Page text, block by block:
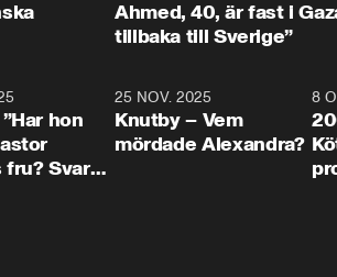
Ahmed, 40, är fast i
tillbaka till Sverige”
hon
fru? Svar
31:05
25 NOV. 2025
Knutby – Vem
mördade Alexandra?
8